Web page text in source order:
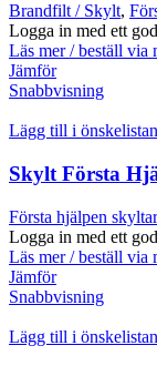
Brandfilt / Skylt,
Logga in med ett
Läs mer / beställ via
Jämför
Snabbvisning
Lägg till i önskelistan
Skylt Första
Första hjälpen skyltar
Logga in med ett
Läs mer / beställ via
Jämför
Snabbvisning
Lägg till i önskelistan